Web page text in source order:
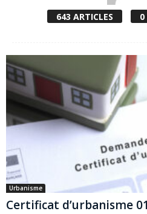
643 ARTICLES 0
Urbanisme
Certificat d’urbanisme